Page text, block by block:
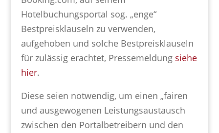
Hotelbuchungsportal sog. „enge“
Bestpreisklauseln zu verwenden,
aufgehoben und solche Bestpreisklauseln
für zulässig erachtet, Pressemeldung siehe
hier.
Diese seien notwendig, um einen „fairen
und ausgewogenen Leistungsaustausch
zwischen den Portalbetreibern und den